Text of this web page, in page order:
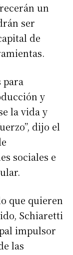
un
ser
de
para
y
la vida y
dijo el
sociales e
que quieren
Schiaretti
impulsor
las